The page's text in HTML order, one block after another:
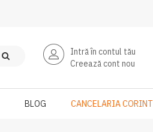
Intră în contul tău
Creează cont nou
BLOG CANCELARIA CORINT